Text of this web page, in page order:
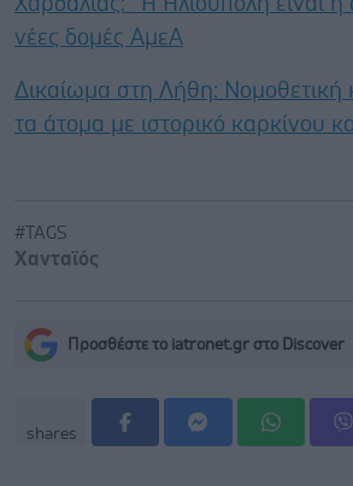
νέες δομές ΑμεΑ
Δικαίωμα στη Λήθη: Νομοθετική
τα άτομα με ιστορικό καρκίνου
#TAGS
Χανταϊός
Προσθέστε το iatronet.gr στο Discover
shares